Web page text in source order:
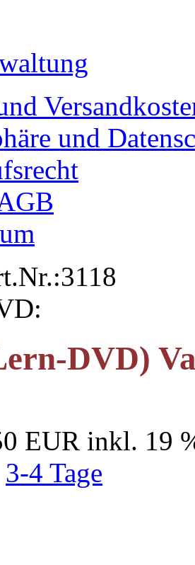
und
3118
DVD)
EUR inkl. 19
3-4 Tage